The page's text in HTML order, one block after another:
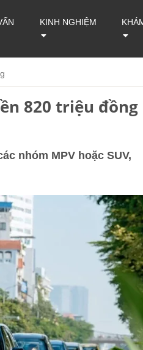
KINH NGHIỆM
820 triệu đồng
nhóm MPV hoặc SUV,